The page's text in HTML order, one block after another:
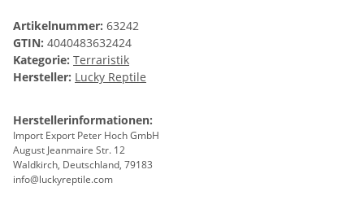
Artikelnummer: 63242
GTIN: 4040483632424
Kategorie: Terraristik
Hersteller: Lucky Reptile
Herstellerinformationen:
Import Export Peter Hoch GmbH
August Jeanmaire Str. 12
Waldkirch, Deutschland, 79183
info@luckyreptile.com